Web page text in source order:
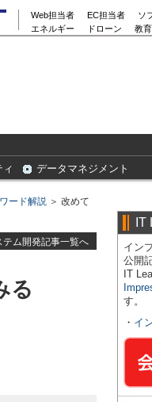
Web担当者 EC担当者
ソ
エネルギー
ドローン 教
ィ データマネジメント
ード解説 ＞ 改めて
テム開発記事一覧へ
る
IT
イン
公開
IT
す。
・ イ